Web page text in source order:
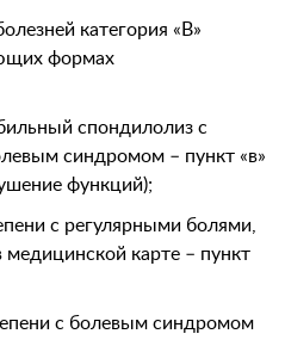
категория «В»
формах
спондилолиз с
синдромом – пункт «в»
функций);
с регулярными болями,
карте – пункт
с болевым синдромом